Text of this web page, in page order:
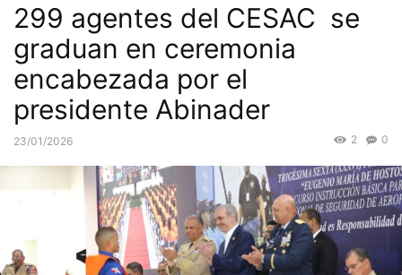
299 agentes del CESAC se
graduan en ceremonia
encabezada por el
presidente Abinader
23/01/2026 0
2